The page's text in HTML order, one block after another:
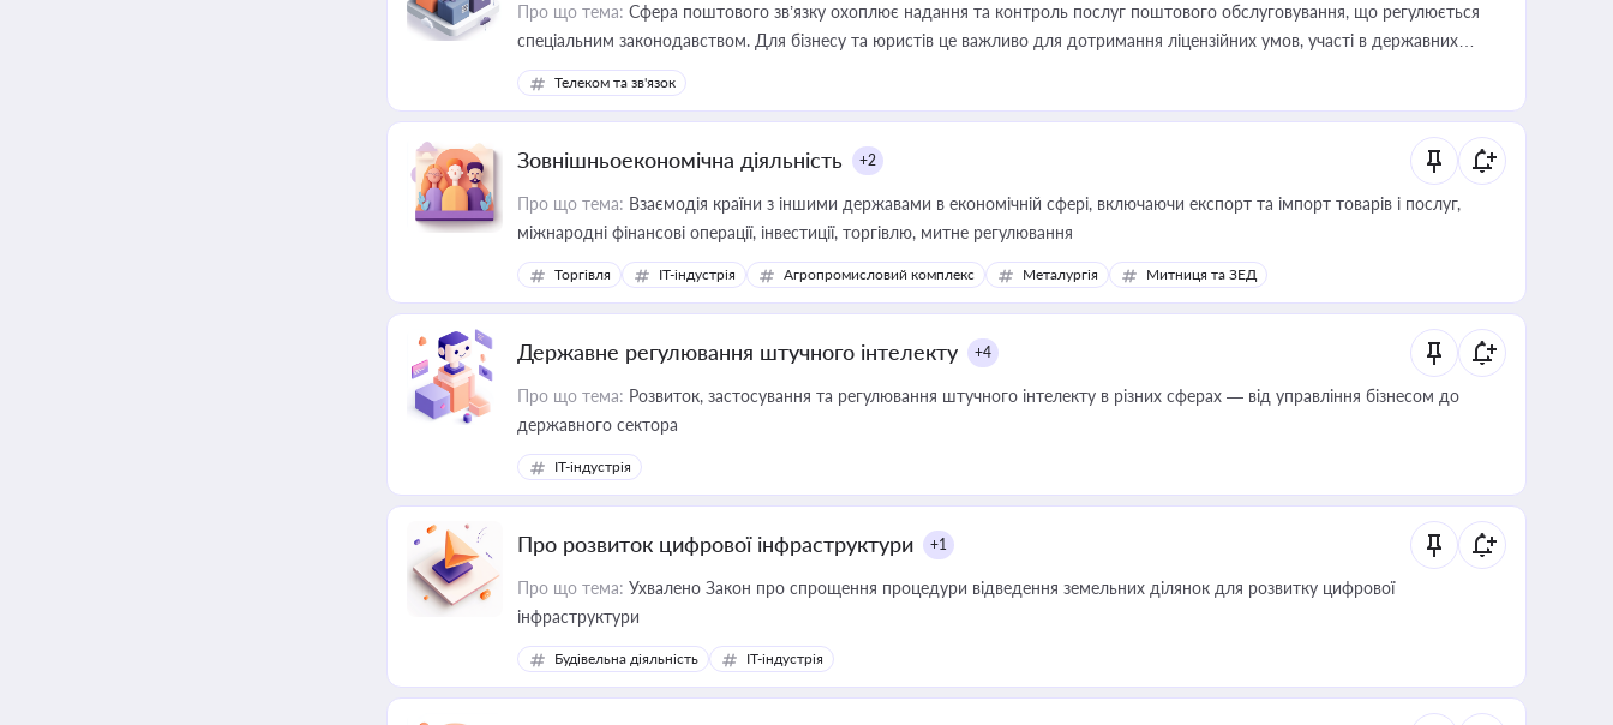
Про що тема: Сфера поштового зв’язку охоплює надання та контроль послуг поштового обслуговування, що регулюється
спеціальним законодавством. Для бізнесу та юристів це важливо для дотримання ліцензійних умов, участі в державних
реєстрах і забезпечення прав споживачів.
Телеком та зв'язок
Зовнішньоекономічна діяльність +2
Про що тема: Взаємодія країни з іншими державами в економічній сфері, включаючи експорт та імпорт товарів і послуг,
міжнародні фінансові операції, інвестиції, торгівлю, митне регулювання
Торгівля IT-індустрія Агропромисловий комплекс Металургія Митниця та ЗЕД
Державне регулювання штучного інтелекту +4
Про що тема: Розвиток, застосування та регулювання штучного інтелекту в різних сферах — від управління бізнесом до
державного сектора
IT-індустрія
Про розвиток цифрової інфраструктури +1
Про що тема: Ухвалено Закон про спрощення процедури відведення земельних ділянок для розвитку цифрової
інфраструктури
Будівельна діяльність IT-індустрія